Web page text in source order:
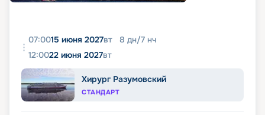
07:0015 июня 2027вт 8 дн/7 нч
12:0022 июня 2027вт
Хирург Разумовский
СТАНДАРТ